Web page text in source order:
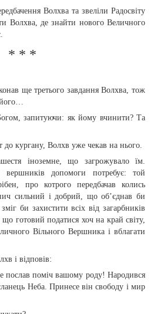
Волхва та звеліли Радосвіту
Волхва, де знайти нового Величного
* * *
ще третього завдання Волхва, тож
його…
запитуючи: як йому вчинити? Та
до кургану, Волхв уже чекав на нього.
іноземне, що загрожувало їм.
допомоги потребує: той
про котрого передбачав колись
сильний і добрий, що об’єднав би
би захистити всіх від загарбників
готовий податися хоч на край світу,
Вільного Вершника і вблагати
і відповів:
послав поміч вашому роду! Народився
Неба. Принесе він свободу і мир